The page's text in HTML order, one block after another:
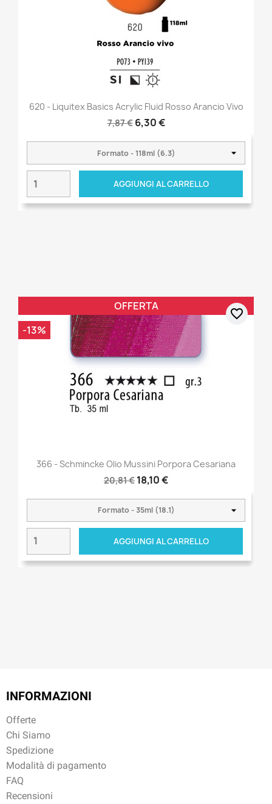
620 - Liquitex Basics Acrylic Fluid Rosso Arancio Vivo
7,87 € 6,30 €
AGGIUNGI AL CARRELLO
366 - Schmincke Olio Mussini Porpora Cesariana
20,81 € 18,10 €
AGGIUNGI AL CARRELLO
OFFERTA
-13%
favorite_border
INFORMAZIONI
Offerte
Chi Siamo
Spedizione
Modalità di pagamento
FAQ
Recensioni